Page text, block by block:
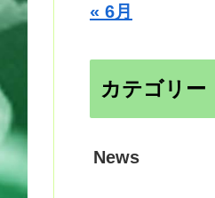
« 6月
カテゴリー
News